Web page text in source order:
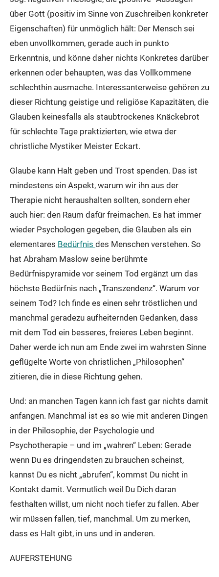
über Gott (positiv im Sinne von Zuschreiben konkreter
Eigenschaften) für unmöglich hält: Der Mensch sei
eben unvollkommen, gerade auch in punkto
Erkenntnis, und könne daher nichts Konkretes darüber
erkennen oder behaupten, was das Vollkommene
schlechthin ausmache. Interessanterweise gehören zu
dieser Richtung geistige und religiöse Kapazitäten, die
Glauben keinesfalls als staubtrockenes Knäckebrot
für schlechte Tage praktizierten, wie etwa der
christliche Mystiker Meister Eckart.
Glaube kann Halt geben und Trost spenden. Das ist
mindestens ein Aspekt, warum wir ihn aus der
Therapie nicht heraushalten sollten, sondern eher
auch hier: den Raum dafür freimachen. Es hat immer
wieder Psychologen gegeben, die Glauben als ein
elementares Bedürfnis des Menschen verstehen. So
hat Abraham Maslow seine berühmte
Bedürfnispyramide vor seinem Tod ergänzt um das
höchste Bedürfnis nach „Transzendenz“. Warum vor
seinem Tod? Ich finde es einen sehr tröstlichen und
manchmal geradezu aufheiternden Gedanken, dass
mit dem Tod ein besseres, freieres Leben beginnt.
Daher werde ich nun am Ende zwei im wahrsten Sinne
geflügelte Worte von christlichen „Philosophen“
zitieren, die in diese Richtung gehen.
Und: an manchen Tagen kann ich fast gar nichts damit
anfangen. Manchmal ist es so wie mit anderen Dingen
in der Philosophie, der Psychologie und
Psychotherapie – und im „wahren“ Leben: Gerade
wenn Du es dringendsten zu brauchen scheinst,
kannst Du es nicht „abrufen“, kommst Du nicht in
Kontakt damit. Vermutlich weil Du Dich daran
festhalten willst, um nicht noch tiefer zu fallen. Aber
wir müssen fallen, tief, manchmal. Um zu merken,
dass es Halt gibt, in uns und in anderen.
AUFERSTEHUNG